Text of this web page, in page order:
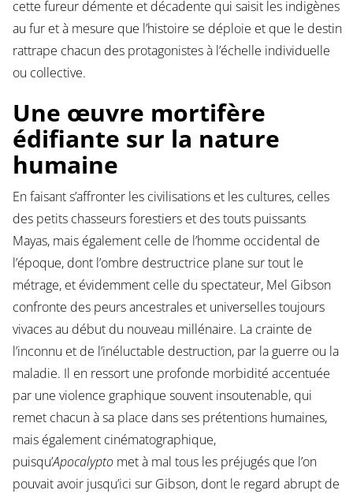
cette fureur démente et décadente qui saisit les indigènes
au fur et à mesure que l’histoire se déploie et que le destin
rattrape chacun des protagonistes à l’échelle individuelle
ou collective.
Une œuvre mortifère
édifiante sur la nature
humaine
En faisant s’affronter les civilisations et les cultures, celles
des petits chasseurs forestiers et des touts puissants
Mayas, mais également celle de l’homme occidental de
l’époque, dont l’ombre destructrice plane sur tout le
métrage, et évidemment celle du spectateur, Mel Gibson
confronte des peurs ancestrales et universelles toujours
vivaces au début du nouveau millénaire. La crainte de
l’inconnu et de l’inéluctable destruction, par la guerre ou la
maladie. Il en ressort une profonde morbidité accentuée
par une violence graphique souvent insoutenable, qui
remet chacun à sa place dans ses prétentions humaines,
mais également cinématographique,
puisqu’Apocalyptomet à mal tous les préjugés que l’on
pouvait avoir jusqu’ici sur Gibson, dont le regard abrupt de